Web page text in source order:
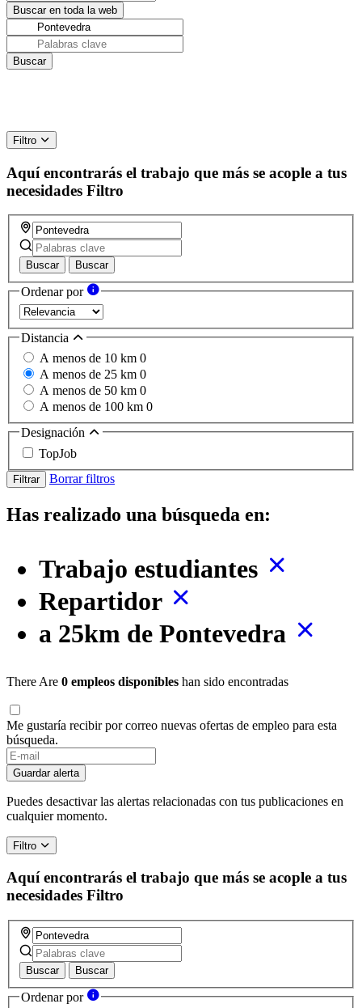
Filtro
Aquí encontrarás el trabajo que más se acople a tus
necesidades Filtro
Buscar Buscar
Ordenar por
Distancia
A menos de 10 km 0
A menos de 25 km 0
A menos de 50 km 0
A menos de 100 km 0
Designación
TopJob
Filtrar Borrar filtros
Has realizado una búsqueda en:
Trabajo estudiantes
Repartidor
a 25km de Pontevedra
There Are 0 empleos disponibles han sido encontradas
Me gustaría recibir por correo nuevas ofertas de empleo para esta
búsqueda.
Guardar alerta
Puedes desactivar las alertas relacionadas con tus publicaciones en
cualquier momento.
Filtro
Aquí encontrarás el trabajo que más se acople a tus
necesidades Filtro
Buscar Buscar
Ordenar por